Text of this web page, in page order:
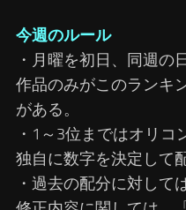
今週のルール
・月曜を初日、同週の
作品のみがこのランキ
がある。
・1～3位まではオリ
独自に数字を決定して配
・過去の配分に対して